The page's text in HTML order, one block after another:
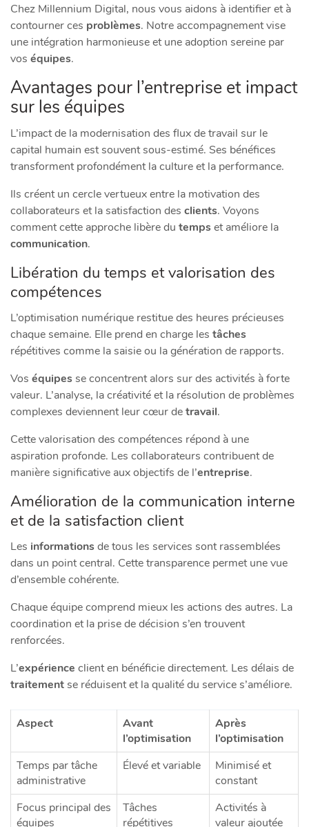
Chez Millennium Digital, nous vous aidons à identifier et à
contourner ces problèmes. Notre accompagnement vise
une intégration harmonieuse et une adoption sereine par
vos équipes.
Avantages pour l’entreprise et impact
sur les équipes
L’impact de la modernisation des flux de travail sur le
capital humain est souvent sous-estimé. Ses bénéfices
transforment profondément la culture et la performance.
Ils créent un cercle vertueux entre la motivation des
collaborateurs et la satisfaction des clients. Voyons
comment cette approche libère du tempset améliore la
communication.
Libération du temps et valorisation des
compétences
L’optimisation numérique restitue des heures précieuses
chaque semaine. Elle prend en charge les tâches
répétitives comme la saisie ou la génération de rapports.
Vos équipesse concentrent alors sur des activités à forte
valeur. L’analyse, la créativité et la résolution de problèmes
complexes deviennent leur cœur detravail.
Cette valorisation des compétences répond à une
aspiration profonde. Les collaborateurs contribuent de
manière significative aux objectifs de l’entreprise.
Amélioration de la communication interne
et de la satisfaction client
Les informationsde tous les services sont rassemblées
dans un point central. Cette transparence permet une vue
d’ensemble cohérente.
Chaque équipe comprend mieux les actions des autres. La
coordination et la prise de décision s’en trouvent
renforcées.
L’expérience client en bénéficie directement. Les délais de
traitementse réduisent et la qualité du service s’améliore.
Aspect
Avant
l’optimisation
Après
l’optimisation
Temps par tâche
administrative
Élevé et variable
Minimisé et
constant
Focus principal des
équipes
Tâches
répétitives
Activités à
valeur ajoutée